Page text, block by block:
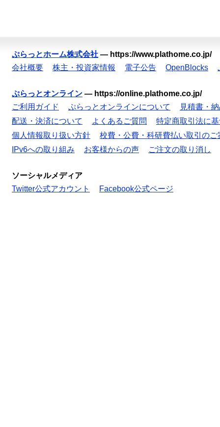
ぷらっとホーム株式会社 — https://www.plathome.co.jp/
会社概要
株主・投資家情報 電子公告 OpenBlocks
ぷらっとオンライン — https://online.plathome.co.jp/
ご利用ガイド
ぷらっとオンラインについて
見積書・
配送・決済について
よくあるご質問
特定商取引法に
個人情報取り扱い方針
校費・公費・科研費払い取引のご
IPv6への取り組み
お客様からの声 ご注文の取り消し
ソーシャルメディア
Twitter公式アカウント
Facebook公式ページ